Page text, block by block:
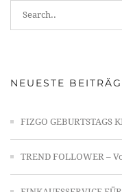
NEUESTE
FIZGO GEBURTSTAGS
TREND FOLLOWER –